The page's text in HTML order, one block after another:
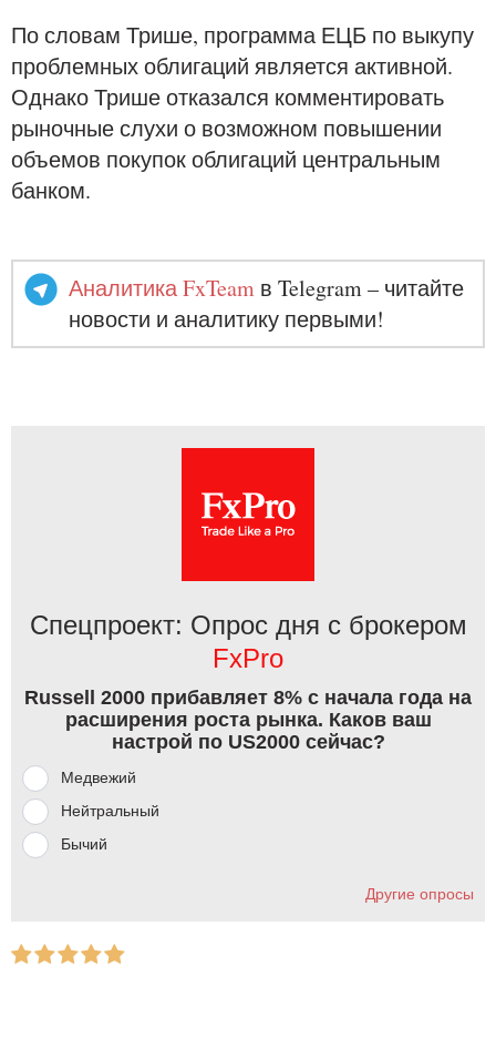
По словам Трише, программа ЕЦБ по выкупу
проблемных облигаций является активной.
Однако Трише отказался комментировать
рыночные слухи о возможном повышении
объемов покупок облигаций центральным
банком.
Аналитика FxTeam в Telegram – читайте
новости и аналитику первыми!
Спецпроект: Опрос дня с брокером
FxPro
Russell 2000 прибавляет 8% с начала года на
расширения роста рынка. Каков ваш
настрой по US2000 сейчас?
Медвежий
Нейтральный
Бычий
Другие опросы